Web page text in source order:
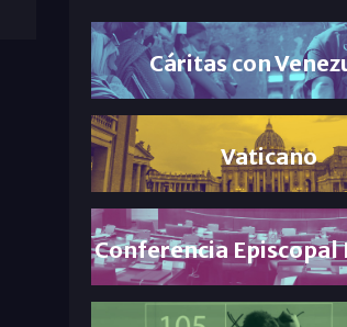
Cáritas con
Vaticano
Conferencia Episcopal